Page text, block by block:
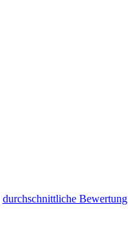
durchschnittliche Bewertung